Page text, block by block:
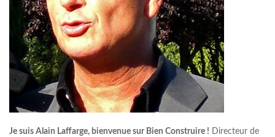
Je suis Alain Laffarge, bienvenue sur Bien Construire ! Directeur de